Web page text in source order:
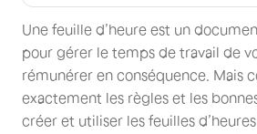
Une feuille d’heure est un
pour gérer le temps de travail de
rémunérer en conséquence. Mais
exactement les règles et les
créer et utiliser les feuilles
feuilles d'heures ?